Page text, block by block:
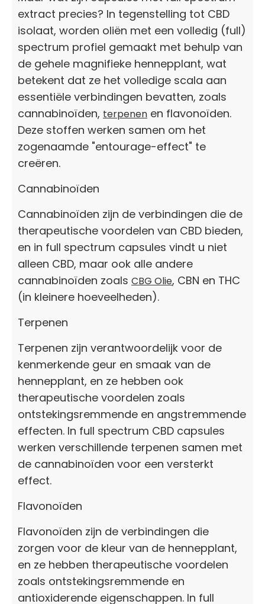
extract precies? In tegenstelling tot CBD
isolaat, worden oliën met een volledig (full)
spectrum profiel gemaakt met behulp van
de gehele magnifieke hennepplant, wat
betekent dat ze het volledige scala aan
essentiële verbindingen bevatten, zoals
cannabinoïden, terpenen en flavonoïden.
Deze stoffen werken samen om het
zogenaamde "entourage-effect" te
creëren.
Cannabinoïden
Cannabinoïden zijn de verbindingen die de
therapeutische voordelen van CBD bieden,
en in full spectrum capsules vindt u niet
alleen CBD, maar ook alle andere
cannabinoïden zoals CBG Olie, CBN en THC
(in kleinere hoeveelheden).
Terpenen
Terpenen zijn verantwoordelijk voor de
kenmerkende geur en smaak van de
hennepplant, en ze hebben ook
therapeutische voordelen zoals
ontstekingsremmende en angstremmende
effecten. In full spectrum CBD capsules
werken verschillende terpenen samen met
de cannabinoïden voor een versterkt
effect.
Flavonoïden
Flavonoïden zijn de verbindingen die
zorgen voor de kleur van de hennepplant,
en ze hebben therapeutische voordelen
zoals ontstekingsremmende en
antioxiderende eigenschappen. In full